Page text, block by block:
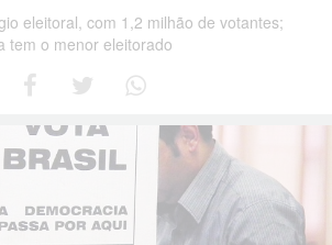
eleitoral, com 1,2 milhão de votantes;
tem o menor eleitorado